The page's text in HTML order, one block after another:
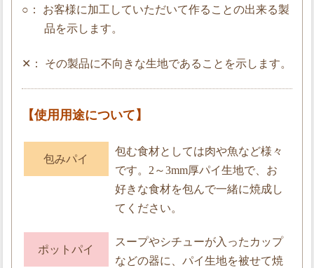
○： お客様に加工していただいて作ることの出来る製
品を示します。
✕： その製品に不向きな生地であることを示します。
【使用用途について】
包みパイ
包む食材としては肉や魚など様々
です。2～3mm厚パイ生地で、お
好きな食材を包んで一緒に焼成し
てください。
ポットパイ
スープやシチューが入ったカップ
などの器に、パイ生地を被せて焼